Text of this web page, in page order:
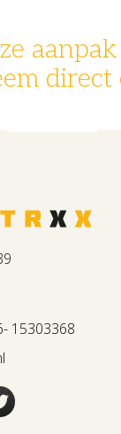
direct
15303368